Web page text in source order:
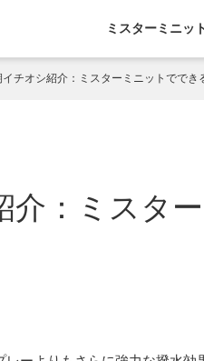
ミスターミニッ
イチオシ紹介：ミスターミニットででき
介：ミスタ